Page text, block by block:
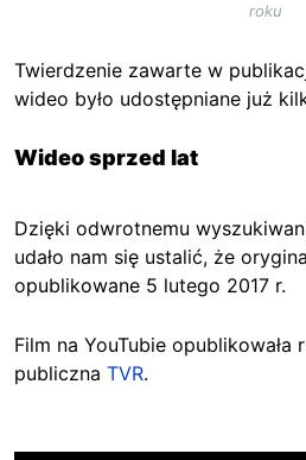
roku
Twierdzenie zawarte w
wideo było udostępniane już
Wideo sprzed lat
Dzięki odwrotnemu
udało nam się ustalić, że
opublikowane 5 lutego 2017 r.
Film na YouTubie opublikowała
publiczna TVR.